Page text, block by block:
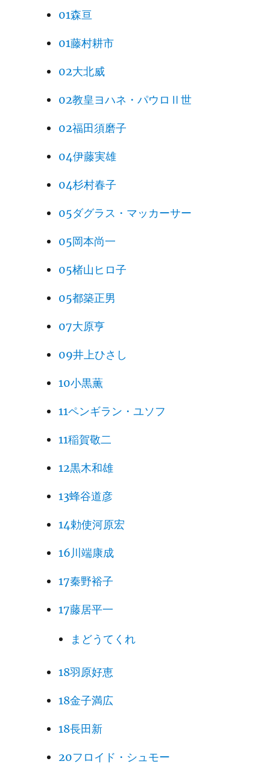
01森亘
01藤村耕市
02大北威
02教皇ヨハネ・パウロⅡ世
02福田須磨子
04伊藤実雄
04杉村春子
05ダグラス・マッカーサー
05岡本尚一
05楮山ヒロ子
05都築正男
07大原亨
09井上ひさし
10小黒薫
11ペンギラン・ユソフ
11稲賀敬二
12黒木和雄
13蜂谷道彦
14勅使河原宏
16川端康成
17秦野裕子
17藤居平一
まどうてくれ
18羽原好恵
18金子満広
18長田新
20フロイド・シュモー